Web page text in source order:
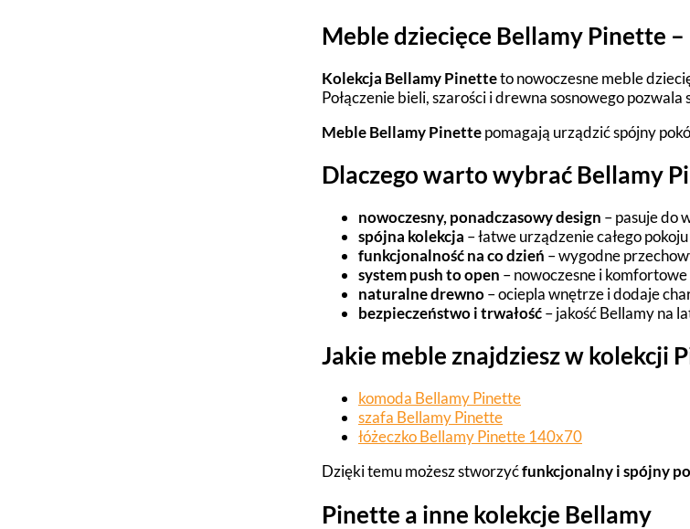
Meble dziecięce Bellamy Pinette
Kolekcja Bellamy Pinetteto nowoczesne meble
Połączenie bieli, szarości i drewna sosnowego
Meble Bellamy Pinettepomagają urządzić spójny
Dlaczego warto wybrać Bellamy
nowoczesny, ponadczasowy design – pasuje do
spójna kolekcja – łatwe urządzenie całego
funkcjonalność na co dzień – wygodne
system push to open – nowoczesne i
naturalne drewno– ociepla wnętrze i dodaje
bezpieczeństwo i trwałość– jakość Bellamy na
Jakie meble znajdziesz w kolekcji
komoda Bellamy Pinette
szafa Bellamy Pinette
łóżeczko Bellamy Pinette 140x70
Dzięki temu możesz stworzyćfunkcjonalny i spójny
Pinette a inne kolekcje Bellamy